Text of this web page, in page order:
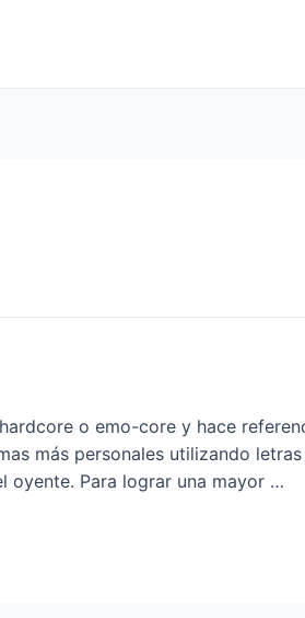
o emo-core y hace
más personales utilizando
oyente. Para lograr una mayor …